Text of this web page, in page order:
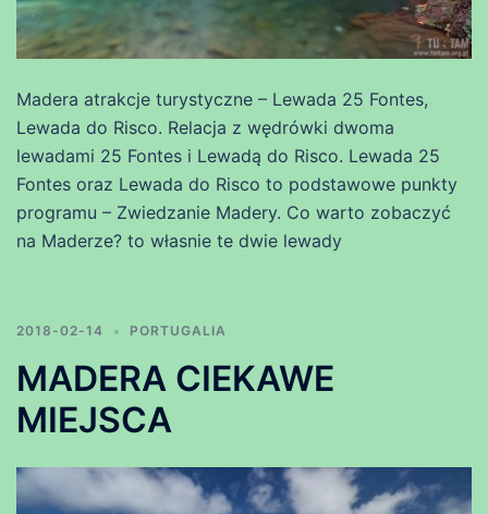
Madera atrakcje turystyczne – Lewada 25 Fontes,
Lewada do Risco. Relacja z wędrówki dwoma
lewadami 25 Fontes i Lewadą do Risco. Lewada 25
Fontes oraz Lewada do Risco to podstawowe punkty
programu – Zwiedzanie Madery. Co warto zobaczyć
na Maderze? to własnie te dwie lewady
2018-02-14 PORTUGALIA
MADERA CIEKAWE
MIEJSCA